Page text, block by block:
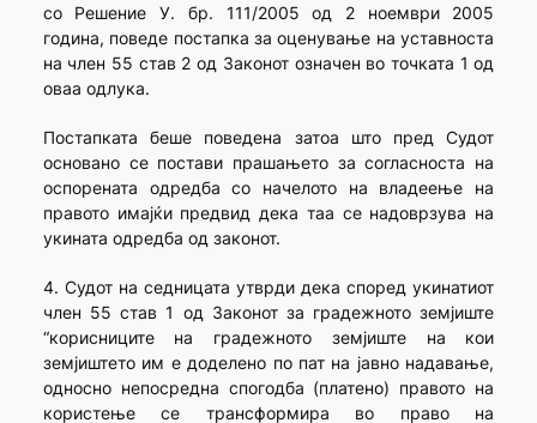
со Решение У. бр. 111/2005 од 2 ноември 2005
година, поведе постапка за оценување на уставноста
на член 55 став 2 од Законот означен во точката 1 од
оваа одлука.
Постапката беше поведена затоа што пред Судот
основано се постави прашањето за согласноста на
оспорената одредба со начелото на владеење на
правото имајќи предвид дека таа се надоврзува на
укината одредба од законот.
4. Судот на седницата утврди дека според укинатиот
член 55 став 1 од Законот за градежното земјиште
“корисниците на градежното земјиште на кои
земјиштето им е доделено по пат на јавно надавање,
односно непосредна спогодба (платено) правото на
користење се трансформира во право на